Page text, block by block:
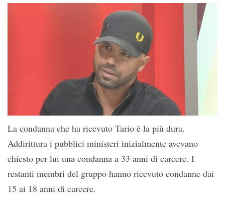
La condanna che ha ricevuto Tario è la più dura.
Addirittura i pubblici ministeri inizialmente avevano
chiesto per lui una condanna a 33 anni di carcere. I
restanti membri del gruppo hanno ricevuto condanne dai
15 ai 18 anni di carcere.